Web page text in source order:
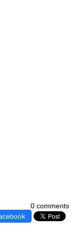
0 comments